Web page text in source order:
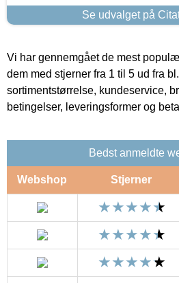
Se udvalget på
Vi har gennemgået de mest
dem med stjerner fra 1 til 5 ud fra
sortimentstørrelse, kundeservice,
betingelser, leveringsformer og
Bedst anmeldte
Webshop Stjerner